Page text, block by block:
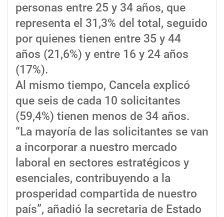
personas entre 25 y 34 años, que
representa el 31,3% del total, seguido
por quienes tienen entre 35 y 44
años (21,6%) y entre 16 y 24 años
(17%).
Al mismo tiempo, Cancela explicó
que seis de cada 10 solicitantes
(59,4%) tienen menos de 34 años.
“La mayoría de las solicitantes se van
a incorporar a nuestro mercado
laboral en sectores estratégicos y
esenciales, contribuyendo a la
prosperidad compartida de nuestro
país”, añadió la secretaria de Estado